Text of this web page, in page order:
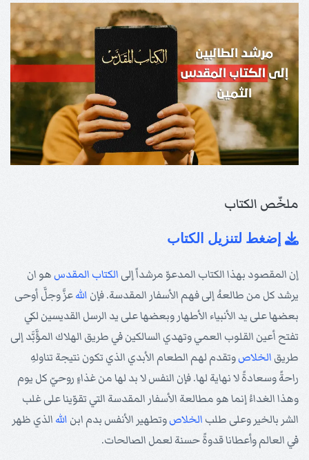
ملخّص الكتاب
إضغط لتنزيل الكتاب
إن المقصود بهذا الكتاب المدعوّ مرشداً إلى الكتاب المقدسهو ان
يرشد كل من طالعهُ إلى فهم الأسفار المقدسة. فإن اللهعزَّ وجلَّ أوحى
بعضها على يد الأنبياء الأطهار وبعضها على يد الرسل القديسين لكي
تفتح أعين القلوب العمي وتهدي السالكين في طريق الهلاك المؤَّبَّد إلى
طريق الخلاصوتقدم لهم الطعام الأبدي الذي تكون نتيجة تناولهِ
راحةً وسعادةً لا نهاية لها. فإن النفس لا بد لها من غذاءٍ روحيّ كل يوم
وهذا الغداءُ إنما هو مطالعة الأسفار المقدسة التي تقوّينا على غلب
الشر بالخير وعلى طلب الخلاصوتطهير الأنفس بدم ابن الله الذي ظهر
في العالم وأعطانا قدوةً حسنة لعمل الصالحات.